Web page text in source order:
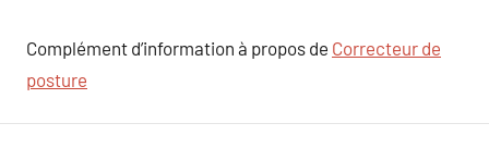
Complément d’information à propos de Correcteur de
posture